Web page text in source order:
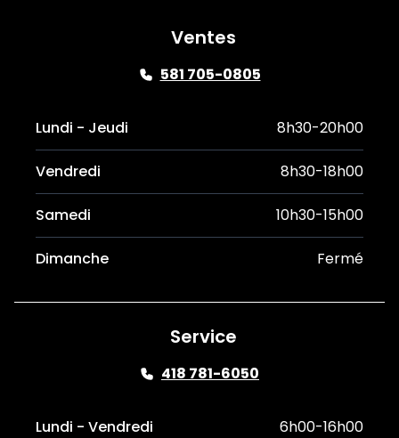
Ventes
581 705-0805
Lundi - Jeudi 8h30-20h00
Vendredi 8h30-18h00
Samedi 10h30-15h00
Dimanche Fermé
Service
418 781-6050
Lundi - Vendredi 6h00-16h00